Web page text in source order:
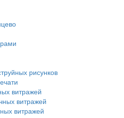
рисунков
витражей
витражей
витражей